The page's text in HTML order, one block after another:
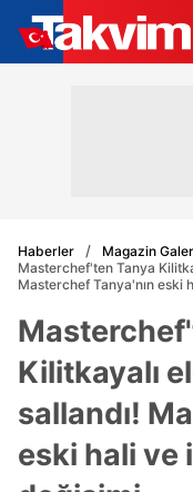
Haberler
Magazin
Masterchef'ten Tanya
Masterchef Tanya'nın eski
Kilitkayalı
sallandı!
eski hali ve